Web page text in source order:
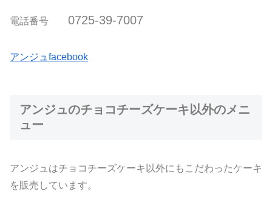
電話番号 0725-39-7007
アンジュfacebook
アンジュのチョコチーズケーキ以外のメニ
ュー
アンジュはチョコチーズケーキ以外にもこだわったケーキ
を販売しています。